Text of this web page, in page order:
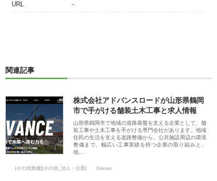
URL －
関連記事
株式会社アドバンスロードが山形県鶴岡
市で手がける舗装土木工事と求人情報
山形県鶴岡市で地域の道路基盤を支える企業として、舗
装工事や土木工事を手がける専門会社があります。地域
住民の生活を支える道路整備から、公共施設周辺の環境
整備まで、幅広い工事実績を持つ企業の取り組みと、
地…
[その他業種][その他_法人・企業] 0views